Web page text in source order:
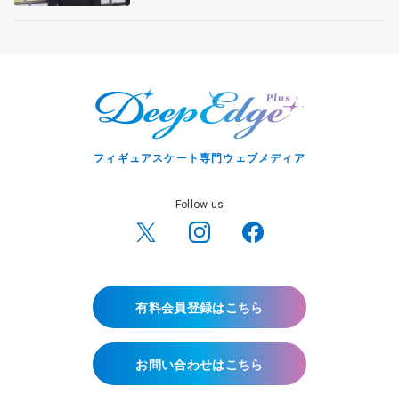
フィギュアスケート専門ウェブメディア
Follow us
有料会員登録はこちら
お問い合わせはこちら